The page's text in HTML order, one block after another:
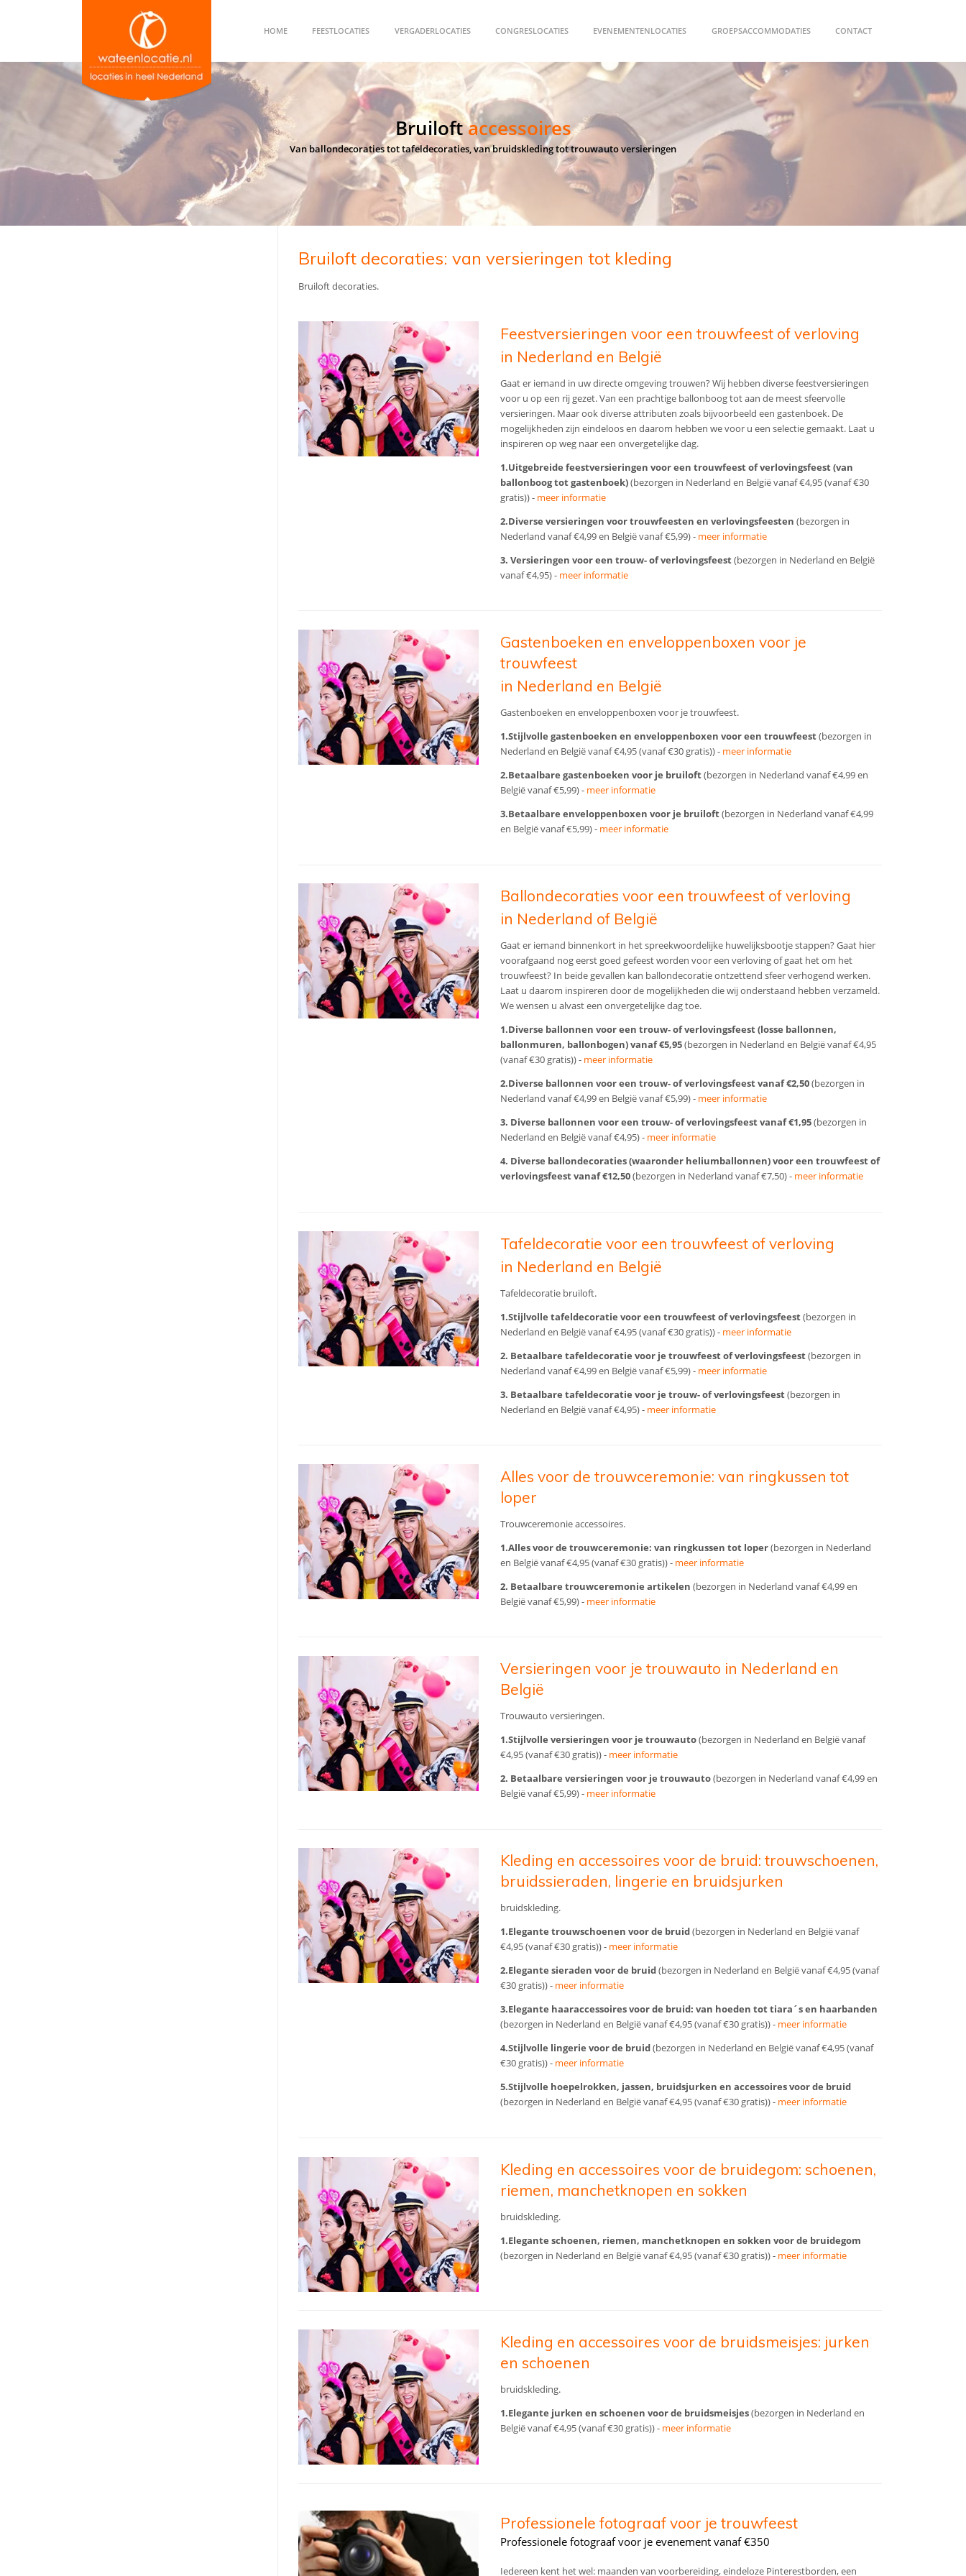
HOME FEESTLOCATIES VERGADERLOCATIES CONGRESLOCATIES EVENEMENTENLOCATIES GROEPSACCOMMODATIES CONTACT
Bruiloftaccessoires
Van ballondecoraties tot tafeldecoraties, van bruidskleding tot trouwauto versieringen
Bruiloft decoraties: van versieringen tot kleding
Bruiloft decoraties.
Feestversieringen voor een trouwfeest of verloving
in Nederland en België
Gaat er iemand in uw directe omgeving trouwen? Wij hebben diverse feestversieringen
voor u op een rij gezet. Van een prachtige ballonboog tot aan de meest sfeervolle
versieringen. Maar ook diverse attributen zoals bijvoorbeeld een gastenboek. De
mogelijkheden zijn eindeloos en daarom hebben we voor u een selectie gemaakt. Laat u
inspireren op weg naar een onvergetelijke dag.
1.Uitgebreide feestversieringen voor een trouwfeest of verlovingsfeest (van
ballonboog tot gastenboek)(bezorgen in Nederland en België vanaf €4,95 (vanaf €30
gratis)) - meer informatie
2.Diverse versieringen voor trouwfeesten en verlovingsfeesten (bezorgen in
Nederland vanaf €4,99 en België vanaf €5,99) - meer informatie
3. Versieringen voor een trouw- of verlovingsfeest(bezorgen in Nederland en België
vanaf €4,95) - meer informatie
Gastenboeken en enveloppenboxen voor je
trouwfeest
in Nederland en België
Gastenboeken en enveloppenboxen voor je trouwfeest.
1.Stijlvolle gastenboeken en enveloppenboxen voor een trouwfeest(bezorgen in
Nederland en België vanaf €4,95 (vanaf €30 gratis)) - meer informatie
2.Betaalbare gastenboeken voor je bruiloft(bezorgen in Nederland vanaf €4,99 en
België vanaf €5,99) - meer informatie
3.Betaalbare enveloppenboxen voor je bruiloft(bezorgen in Nederland vanaf €4,99
en België vanaf €5,99) - meer informatie
Ballondecoraties voor een trouwfeest of verloving
in Nederland of België
Gaat er iemand binnenkort in het spreekwoordelijke huwelijksbootje stappen? Gaat hier
voorafgaand nog eerst goed gefeest worden voor een verloving of gaat het om het
trouwfeest? In beide gevallen kan ballondecoratie ontzettend sfeer verhogend werken.
Laat u daarom inspireren door de mogelijkheden die wij onderstaand hebben verzameld.
We wensen u alvast een onvergetelijke dag toe.
1.Diverse ballonnen voor een trouw- of verlovingsfeest (losse ballonnen,
ballonmuren, ballonbogen) vanaf €5,95(bezorgen in Nederland en België vanaf €4,95
(vanaf €30 gratis)) - meer informatie
2.Diverse ballonnen voor een trouw- of verlovingsfeest vanaf €2,50(bezorgen in
Nederland vanaf €4,99 en België vanaf €5,99) - meer informatie
3. Diverse ballonnen voor een trouw- of verlovingsfeest vanaf €1,95(bezorgen in
Nederland en België vanaf €4,95) - meer informatie
4. Diverse ballondecoraties (waaronder heliumballonnen) voor een trouwfeest of
verlovingsfeest vanaf €12,50(bezorgen in Nederland vanaf €7,50) - meer informatie
Tafeldecoratie voor een trouwfeest of verloving
in Nederland en België
Tafeldecoratie bruiloft.
1.Stijlvolle tafeldecoratie voor een trouwfeest of verlovingsfeest(bezorgen in
Nederland en België vanaf €4,95 (vanaf €30 gratis)) - meer informatie
2. Betaalbare tafeldecoratie voor je trouwfeest of verlovingsfeest(bezorgen in
Nederland vanaf €4,99 en België vanaf €5,99) - meer informatie
3. Betaalbare tafeldecoratie voor je trouw- of verlovingsfeest(bezorgen in
Nederland en België vanaf €4,95) - meer informatie
Alles voor de trouwceremonie: van ringkussen tot
loper
Trouwceremonie accessoires.
1.Alles voor de trouwceremonie: van ringkussen tot loper(bezorgen in Nederland
en België vanaf €4,95 (vanaf €30 gratis)) - meer informatie
2. Betaalbare trouwceremonie artikelen (bezorgen in Nederland vanaf €4,99 en
België vanaf €5,99) - meer informatie
Versieringen voor je trouwauto in Nederland en
België
Trouwauto versieringen.
1.Stijlvolle versieringen voor je trouwauto(bezorgen in Nederland en België vanaf
€4,95 (vanaf €30 gratis)) - meer informatie
2. Betaalbare versieringen voor je trouwauto(bezorgen in Nederland vanaf €4,99 en
België vanaf €5,99) - meer informatie
Kleding en accessoires voor de bruid: trouwschoenen,
bruidssieraden, lingerie en bruidsjurken
bruidskleding.
1.Elegante trouwschoenen voor de bruid(bezorgen in Nederland en België vanaf
€4,95 (vanaf €30 gratis)) - meer informatie
2.Elegante sieraden voor de bruid(bezorgen in Nederland en België vanaf €4,95 (vanaf
€30 gratis)) - meer informatie
3.Elegante haaraccessoires voor de bruid: van hoeden tot tiara´s en haarbanden
(bezorgen in Nederland en België vanaf €4,95 (vanaf €30 gratis)) - meer informatie
4.Stijlvolle lingerie voor de bruid(bezorgen in Nederland en België vanaf €4,95 (vanaf
€30 gratis)) - meer informatie
5.Stijlvolle hoepelrokken, jassen, bruidsjurken en accessoires voor de bruid
(bezorgen in Nederland en België vanaf €4,95 (vanaf €30 gratis)) - meer informatie
Kleding en accessoires voor de bruidegom: schoenen,
riemen, manchetknopen en sokken
bruidskleding.
1.Elegante schoenen, riemen, manchetknopen en sokken voor de bruidegom
(bezorgen in Nederland en België vanaf €4,95 (vanaf €30 gratis)) - meer informatie
Kleding en accessoires voor de bruidsmeisjes: jurken
en schoenen
bruidskleding.
1.Elegante jurken en schoenen voor de bruidsmeisjes(bezorgen in Nederland en
België vanaf €4,95 (vanaf €30 gratis)) - meer informatie
Professionele fotograaf voor je trouwfeest
Professionele fotograaf voor je evenement vanaf €350
Iedereen kent het wel: maanden van voorbereiding, eindeloze Pinterestborden, een